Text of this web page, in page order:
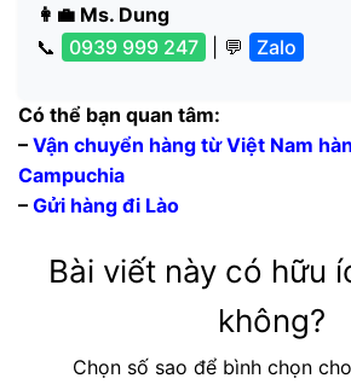
👩‍💼 Ms. Dung
📞
0939 999 247 | 💬 Zalo
Có thể bạn quan tâm:
– Vận chuyển hàng từ Việt Nam
Campuchia
– Gửi hàng đi Lào
Bài viết này có hữu
không?
Chọn số sao để bình chọn